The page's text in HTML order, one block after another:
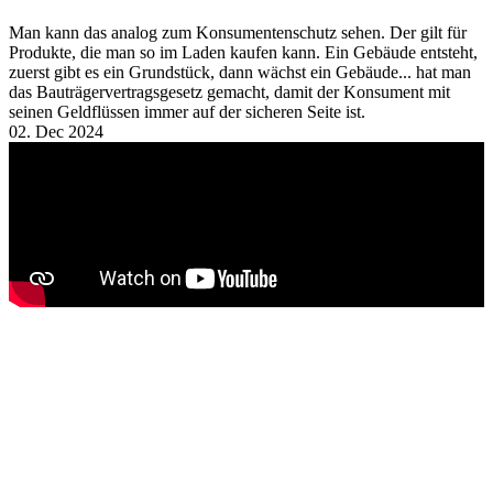
Man kann das analog zum Konsumentenschutz sehen. Der gilt für
Produkte, die man so im Laden kaufen kann. Ein Gebäude entsteht,
zuerst gibt es ein Grundstück, dann wächst ein Gebäude... hat man
das Bauträgervertragsgesetz gemacht, damit der Konsument mit
seinen Geldflüssen immer auf der sicheren Seite ist.
02. Dec 2024